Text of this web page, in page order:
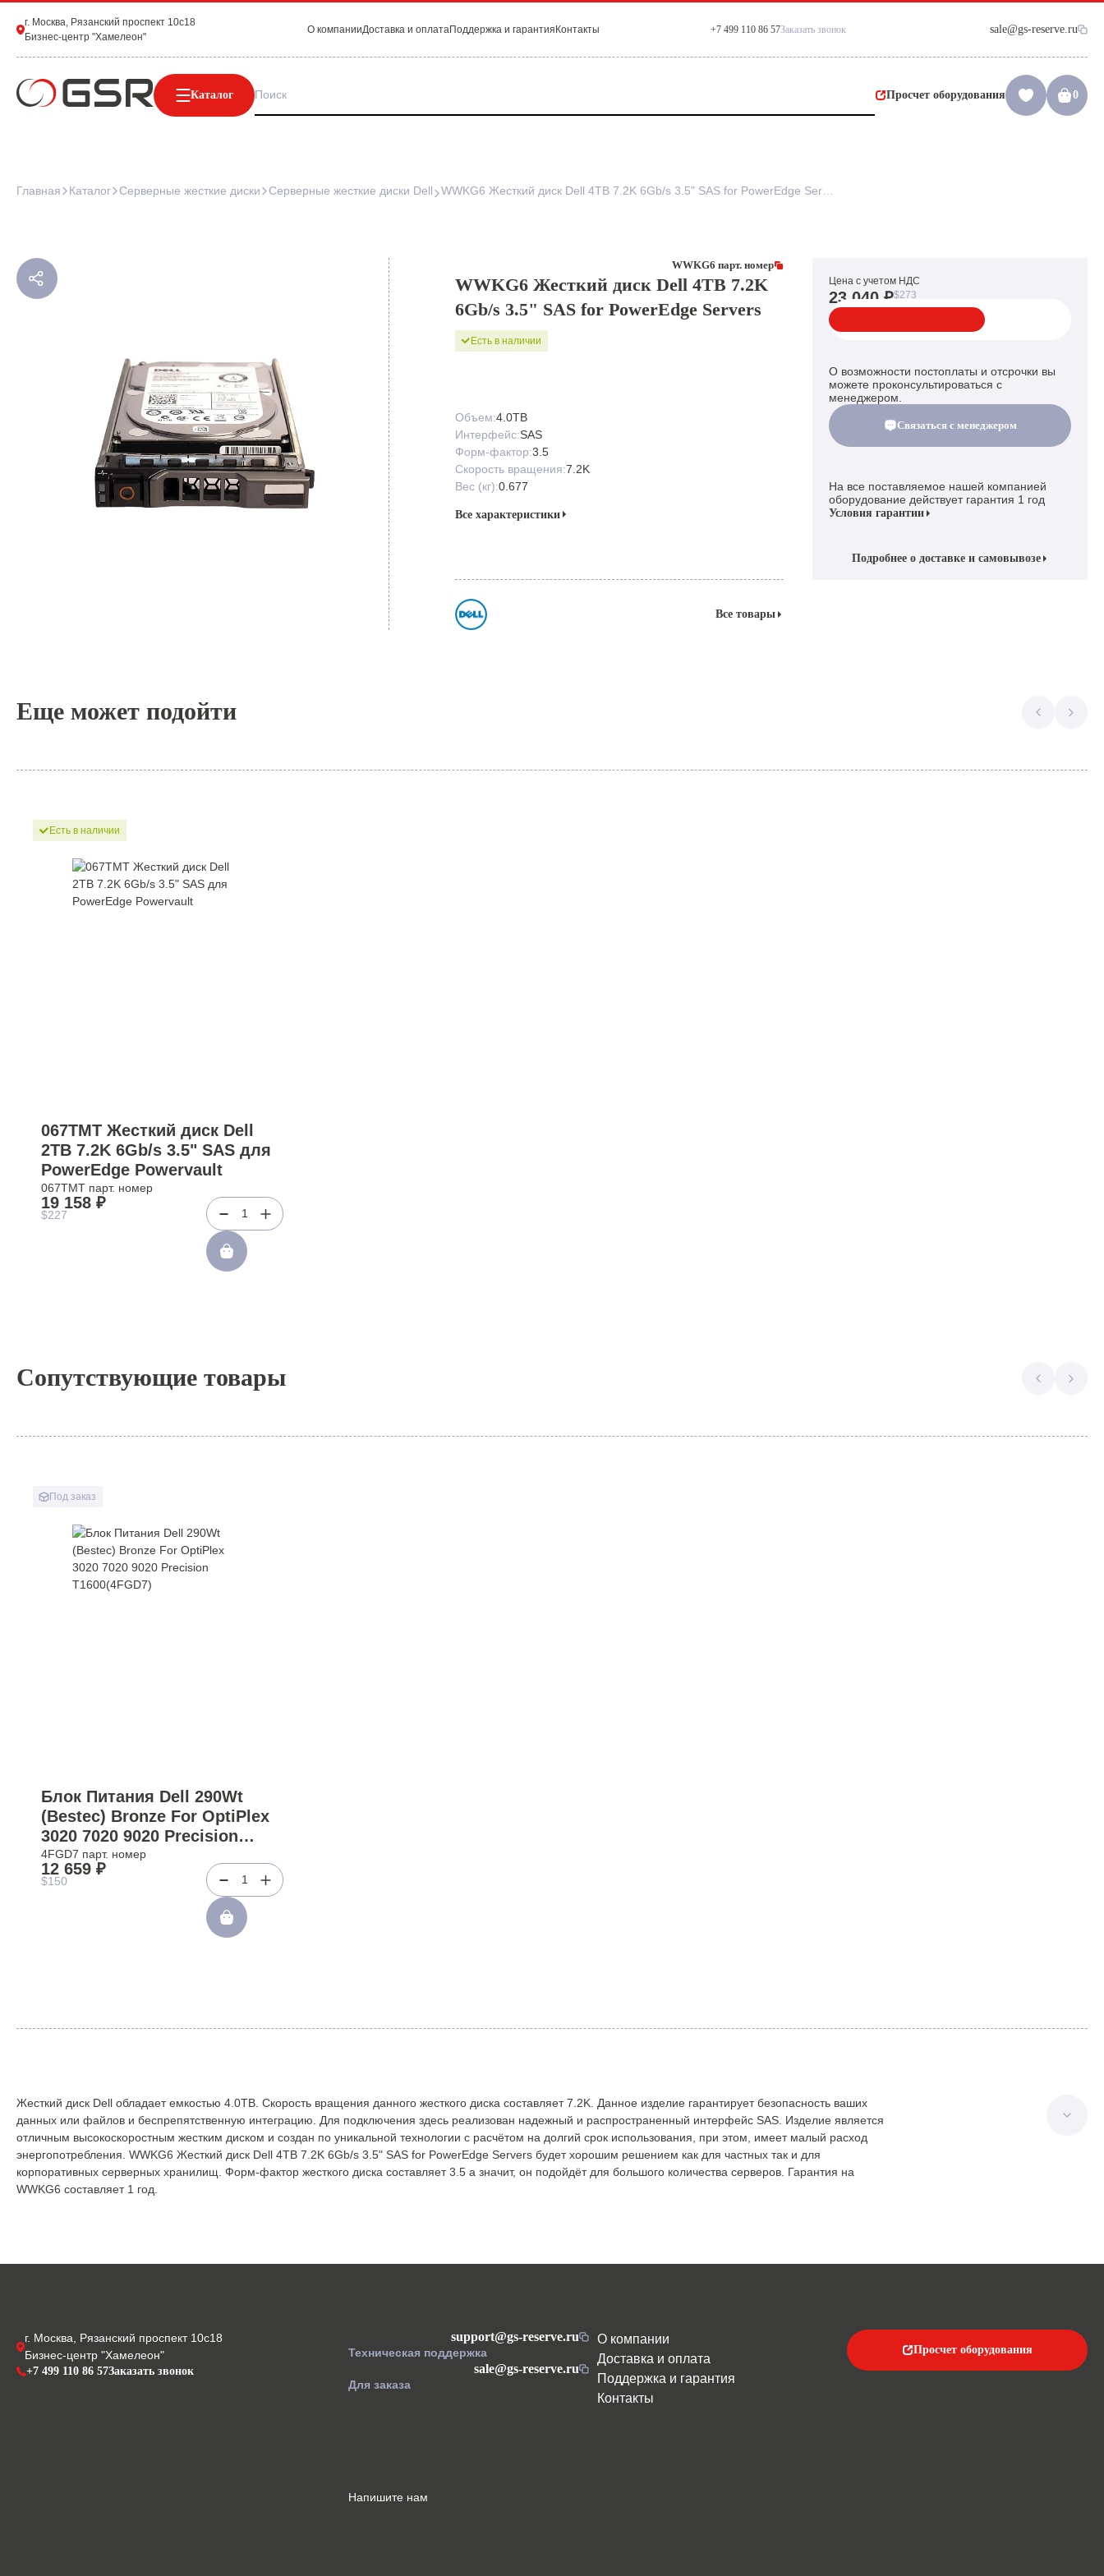
г. Москва, Рязанский проспект 10с18
Бизнес-центр "Хамелеон"
О компанииДоставка и оплатаПоддержка и гарантия Контакты +7 499 110 86 57Заказать звонок sale@gs-reserve.ru
Каталог Просчет оборудования 0
Главная Каталог Серверные жесткие диски Серверные жесткие диски Dell
WWKG6 парт. номер
WWKG6 Жесткий диск Dell 4TB 7.2K
6Gb/s 3.5" SAS for PowerEdge Servers
Есть в наличии
Объем:4.0TB
Интерфейс:SAS
Форм-фактор:3.5
Скорость вращения:7.2K
Вес (кг):0.677
Все характеристики
Все товары
Цена с учетом НДС
23 040 ₽$273
О возможности постоплаты и отсрочки вы
можете проконсультироваться с
менеджером.
Связаться с менеджером
На все поставляемое нашей компанией
оборудование действует гарантия 1 год
Условия гарантии
Подробнее о доставке и самовывозе
Еще может подойти
Есть в наличии
067TMT Жесткий диск Dell
2TB 7.2K 6Gb/s 3.5" SAS для
PowerEdge Powervault
067TMT парт. номер
19 158 ₽
$227 1
Сопутствующие товары
Под заказ
Блок Питания Dell 290Wt
(Bestec) Bronze For OptiPlex
3020 7020 9020 Precision
T1600(4FGD7)
4FGD7 парт. номер
12 659 ₽
$150 1
Жесткий диск Dell обладает емкостью 4.0TB. Скорость вращения данного жесткого диска составляет 7.2K. Данное изделие гарантирует безопасность ваших
данных или файлов и беспрепятственную интеграцию. Для подключения здесь реализован надежный и распространенный интерфейс SAS. Изделие является
отличным высокоскоростным жестким диском и создан по уникальной технологии с расчётом на долгий срок использования, при этом, имеет малый расход
энергопотребления. WWKG6 Жесткий диск Dell 4TB 7.2K 6Gb/s 3.5" SAS for PowerEdge Servers будет хорошим решением как для частных так и для
корпоративных серверных хранилищ. Форм-фактор жесткого диска составляет 3.5 а значит, он подойдёт для большого количества серверов. Гарантия на
WWKG6 составляет 1 год.
г. Москва, Рязанский проспект 10с18
Бизнес-центр "Хамелеон"
+7 499 110 86 57Заказать звонок
support@gs-reserve.ru
Техническая поддержка
sale@gs-reserve.ru
Для заказа
О компании
Доставка и оплата
Поддержка и гарантия
Контакты
Просчет оборудования
Напишите нам